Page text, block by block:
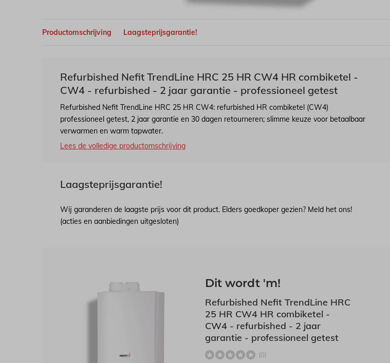
Productomschrijving Laagsteprijsgarantie!
Refurbished Nefit TrendLine HRC 25 HR CW4 HR combiketel -
CW4 - refurbished - 2 jaar garantie - professioneel getest
Refurbished Nefit TrendLine HRC 25 HR CW4: refurbished HR combiketel (CW4)
professioneel getest, 2 jaar garantie en 30 dagen retourneren; slimme keuze voor betaalbaar
verwarmen en warm tapwater.
Lees de volledige productomschrijving
Laagsteprijsgarantie!
Wij garanderen de laagste prijs voor dit product. Elders goedkoper gezien? Meld het ons!
(acties en aanbiedingen uitgesloten)
Dit wordt 'm!
Refurbished Nefit TrendLine HRC
25 HR CW4 HR combiketel -
CW4 - refurbished - 2 jaar
garantie - professioneel getest
(0)